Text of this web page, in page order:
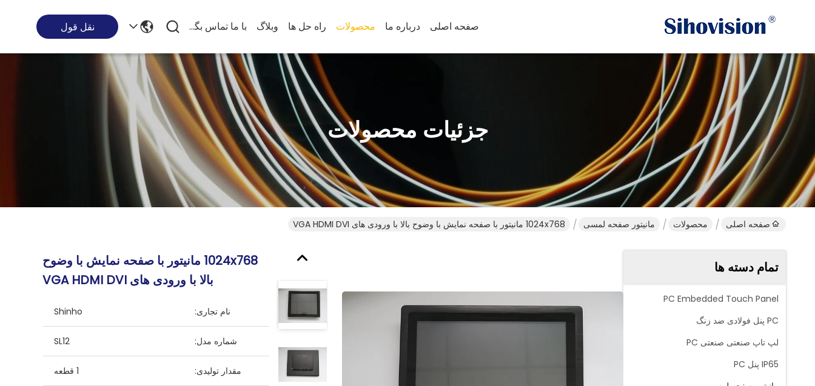
صفحه اصلی درباره ما محصولات راه حل ها وبلاگ با ما تماس بگیرید نقل قول
جزئیات محصولات
صفحه اصلی محصولات مانیتور صفحه لمسی 1024x768 مانیتور با صفحه نمایش با وضوح بالا با ورودی های VGA HDMI DVI
تمام دسته ها
PC Embedded Touch Panel
PC پنل فولادی ضد زنگ
لپ تاپ صنعتی صنعتی PC
IP65 پنل PC
1024x768 مانیتور با صفحه نمایش با وضوح
بالا با ورودی های VGA HDMI DVI
نام تجاری: Shinho
شماره مدل: SL12
مقدار تولیدی: 1 قطعه